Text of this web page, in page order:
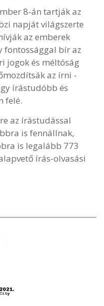
8-án tartják az
napját világszerte
az emberek
fontossággal bír az
jogok és méltóság
az írni -
írástudóbb és
felé.
az írástudással
is fennállnak,
is legalább 773
írás-olvasási